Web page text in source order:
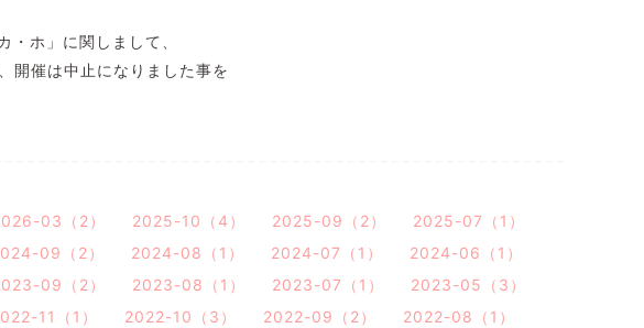
ホ」に関しまして、
開催は中止になりました事を
03（2） 2025-10（4） 2025-09（2）
2025-07（1）
09（2） 2024-08（1） 2024-07（1）
2024-06（1）
09（2） 2023-08（1） 2023-07（1）
2023-05（3）
11（1） 2022-10（3） 2022-09（2）
2022-08（1）